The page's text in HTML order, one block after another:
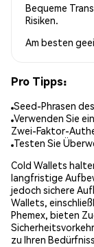
Bequeme
Risiken.
Am besten
Pro Tipps:
Seed-Phrasen
Verwenden Sie
Zwei-Faktor-
Testen Sie
Cold Wallets
langfristige
jedoch sichere
Wallets,
Phemex, bieten
zu Ihren